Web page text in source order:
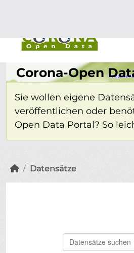
Corona-Open
Sie wollen eigene
veröffentlichen oder
Open Data Portal? So
Datensätze